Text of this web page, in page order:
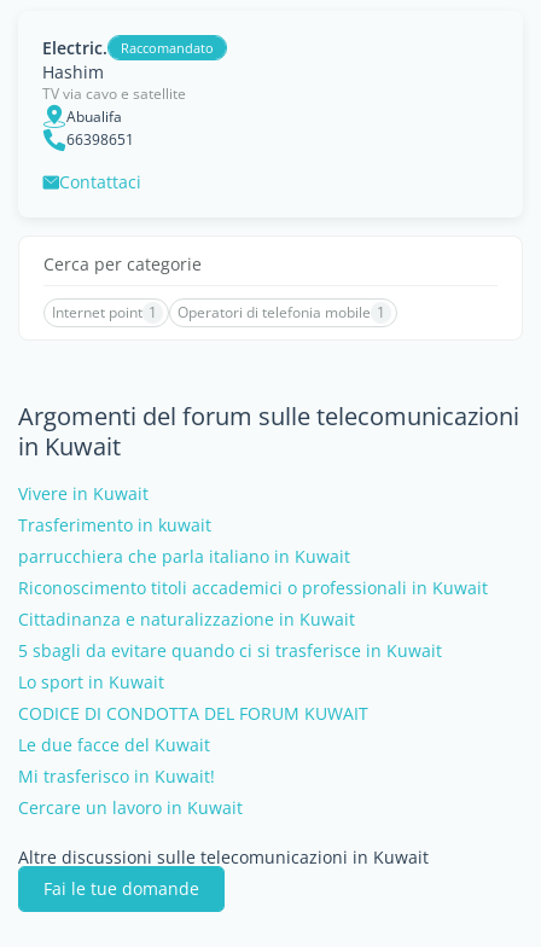
Electric. Raccomandato
Hashim
TV via cavo e satellite
Abualifa
66398651
Contattaci
Cerca per categorie
Internet point 1 Operatori di telefonia mobile 1
Argomenti del forum sulle telecomunicazioni
in Kuwait
Vivere in Kuwait
Trasferimento in kuwait
parrucchiera che parla italiano in Kuwait
Riconoscimento titoli accademici o professionali in Kuwait
Cittadinanza e naturalizzazione in Kuwait
5 sbagli da evitare quando ci si trasferisce in Kuwait
Lo sport in Kuwait
CODICE DI CONDOTTA DEL FORUM KUWAIT
Le due facce del Kuwait
Mi trasferisco in Kuwait!
Cercare un lavoro in Kuwait
Altre discussioni sulle telecomunicazioni in Kuwait
Fai le tue domande